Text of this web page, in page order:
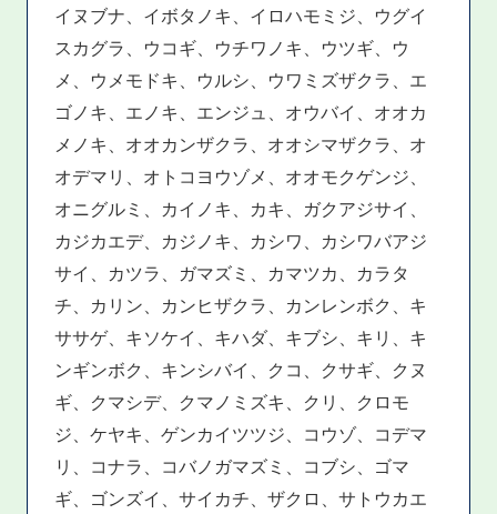
イヌブナ、イボタノキ、イロハモミジ、ウグイ
スカグラ、ウコギ、ウチワノキ、ウツギ、ウ
メ、ウメモドキ、ウルシ、ウワミズザクラ、エ
ゴノキ、エノキ、エンジュ、オウバイ、オオカ
メノキ、オオカンザクラ、オオシマザクラ、オ
オデマリ、オトコヨウゾメ、オオモクゲンジ、
オニグルミ、カイノキ、カキ、ガクアジサイ、
カジカエデ、カジノキ、カシワ、カシワバアジ
サイ、カツラ、ガマズミ、カマツカ、カラタ
チ、カリン、カンヒザクラ、カンレンボク、キ
ササゲ、キソケイ、キハダ、キブシ、キリ、キ
ンギンボク、キンシバイ、クコ、クサギ、クヌ
ギ、クマシデ、クマノミズキ、クリ、クロモ
ジ、ケヤキ、ゲンカイツツジ、コウゾ、コデマ
リ、コナラ、コバノガマズミ、コブシ、ゴマ
ギ、ゴンズイ、サイカチ、ザクロ、サトウカエ